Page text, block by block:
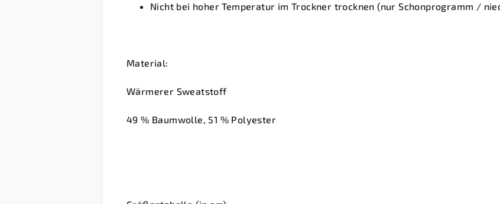
Nicht bei hoher Temperatur im Trockner trocknen (nur Schonprogramm /
Material:
Wärmerer Sweatstoff
49 % Baumwolle, 51 % Polyester